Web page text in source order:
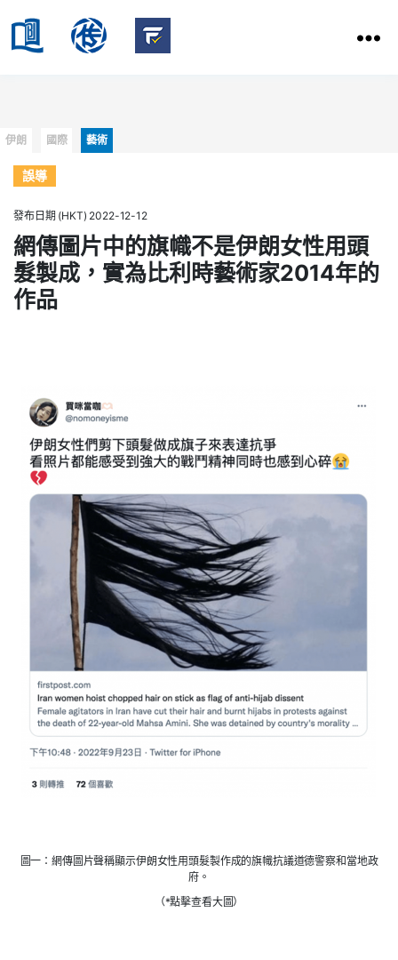
HKBU
of
Communication
Categories
伊朗 國際 藝術
誤導
發布日期 (HKT) 2022-12-12
網傳圖片中的旗幟不是伊朗女性用頭
髮製成，實為比利時藝術家2014年的
作品
圖一：網傳圖片聲稱顯示伊朗女性用頭髮製作成的旗幟抗議道德警察和當地政
府。
（*點擊查看大圖）